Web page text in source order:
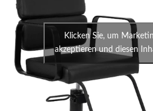
Klicken Sie, um
akzeptieren und diesen